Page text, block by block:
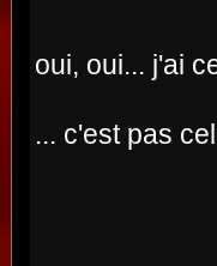
oui, oui... j'ai
... c'est pas